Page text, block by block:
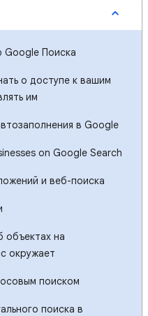
Google Поиска
о доступе к вашим
им
в Google
on Google Search
и веб-поиска
объектах на
окружает
поиском
поиска в